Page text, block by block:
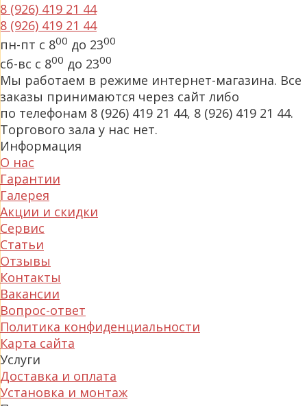
8 (926) 419 21 44
8 (926) 419 21 44
пн-пт с 800 до 2300
сб-вс с 800 до 2300
Мы работаем в режиме интернет-магазина. Все
заказы принимаются через сайт либо
по телефонам 8 (926) 419 21 44, 8 (926) 419 21 44.
Торгового зала у нас нет.
Информация
О нас
Гарантии
Галерея
Акции и скидки
Сервис
Статьи
Отзывы
Контакты
Вакансии
Вопрос-ответ
Политика конфиденциальности
Карта сайта
Услуги
Доставка и оплата
Установка и монтаж